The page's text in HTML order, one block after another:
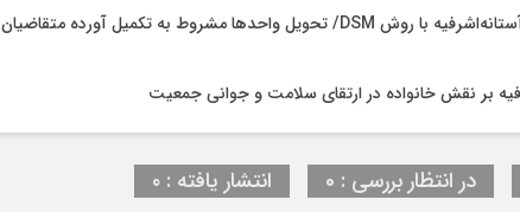
پایان چالش سستی خاک در نهضت ملی مسکن آستانه‌اشرفیه با روش DSM/ تحویل واحدها مشروط به تکمیل آورده متقاضیان
بر نقش خانواده در ارتقای سلامت و جوانی جمعیت
در انتظار بررسی : 0 انتشار یافته : ۰